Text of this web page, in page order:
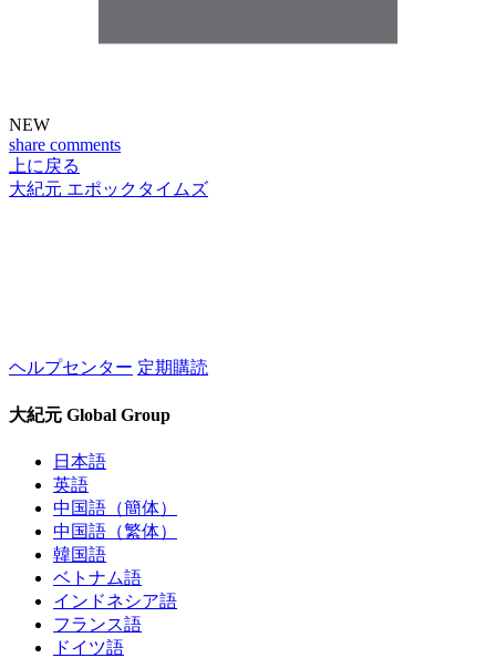
NEW
share comments
上に戻る
大紀元 エポックタイムズ
ヘルプセンター 定期購読
大紀元 Global Group
日本語
英語
中国語（簡体）
中国語（繁体）
韓国語
ベトナム語
インドネシア語
フランス語
ドイツ語